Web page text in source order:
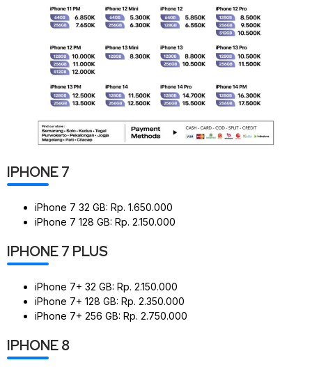
IPHONE 7
iPhone 7 32 GB: Rp. 1.650.000
iPhone 7 128 GB: Rp. 2.150.000
IPHONE 7 PLUS
iPhone 7+ 32 GB: Rp. 2.150.000
iPhone 7+ 128 GB: Rp. 2.350.000
iPhone 7+ 256 GB: Rp. 2.750.000
IPHONE 8